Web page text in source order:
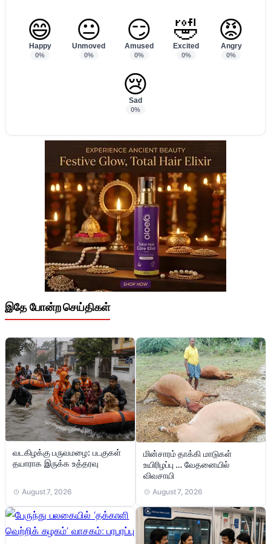
😄
Happy
0%
😐
Unmoved
0%
😏
Amused
0%
🤣
Excited
0%
😡
Angry
0%
😢
Sad
0%
இதே போன்ற செய்திகள்
வடகிழக்கு பருவமழை: படகுகள்
தயாராக இருக்க உத்தரவு
August 7, 2026
மின்சாரம் தாக்கி மாடுகள்
உயிரிழப்பு … வேதனையில்
விவசாயி
August 7, 2026